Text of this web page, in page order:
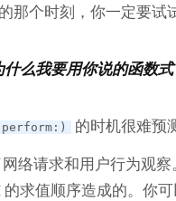
那个时刻，你一定要试
什么我要用你说的函数式
的时机很难预
络请求和用户行为观
求值顺序造成的。你